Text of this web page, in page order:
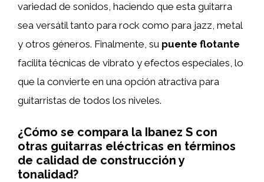
variedad de sonidos, haciendo que esta guitarra
sea versátil tanto para rock como para jazz, metal
y otros géneros. Finalmente, su puente flotante
facilita técnicas de vibrato y efectos especiales, lo
que la convierte en una opción atractiva para
guitarristas de todos los niveles.
¿Cómo se compara la Ibanez S con
otras guitarras eléctricas en términos
de calidad de construcción y
tonalidad?